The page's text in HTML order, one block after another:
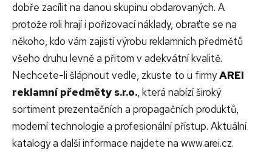
dobře zacílit na danou skupinu obdarovaných. A
protože roli hrají i pořizovací náklady, obraťte se na
někoho, kdo vám zajistí výrobu reklamních předmětů
všeho druhu levně a přitom v adekvátní kvalitě.
Nechcete-li šlápnout vedle, zkuste to u firmyAREI
reklamní předměty s.r.o., která nabízí široký
sortiment prezentačních a propagačních produktů,
moderní technologie a profesionální přístup. Aktuální
katalogy a další informace najdete na www.arei.cz.